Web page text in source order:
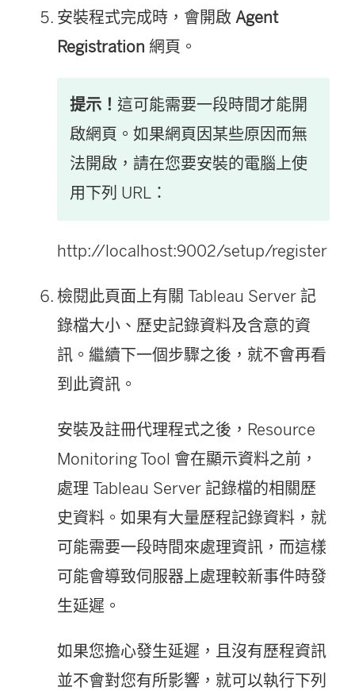
安裝程式完成時，會開啟 Agent
Registration 網頁。
提示！ 這可能需要一段時間才能開
啟網頁。如果網頁因某些原因而無
法開啟，請在您要安裝的電腦上使
用下列 URL：
http://localhost:9002/setup/register
檢閱此頁面上有關 Tableau Server 記
錄檔大小、歷史記錄資料及含意的資
訊。繼續下一個步驟之後，就不會再看
到此資訊。
安裝及註冊代理程式之後， Resource
Monitoring Tool 會在顯示資料之前，
處理 Tableau Server 記錄檔的相關歷
史資料。如果有大量歷程記錄資料，就
可能需要一段時間來處理資訊，而這樣
可能會導致伺服器上處理較新事件時發
生延遲。
如果您擔心發生延遲，且沒有歷程資訊
並不會對您有所影響，就可以執行下列